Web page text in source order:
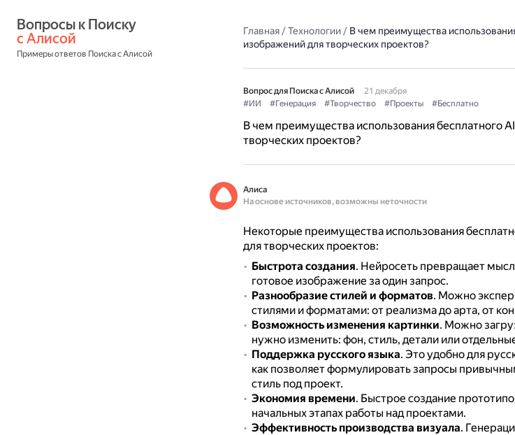
с Алисой
Примеры ответов Поиска с Алисой
Главная/Технологии/ В чем преимущества
изображений для творческих проектов?
Вопрос для Поиска с Алисой
21 декабря
#ИИ
#Генерация #Творчество #Проекты #Бесплатно
В чем преимущества использования бесплатного
творческих проектов?
Алиса
На основе источников, возможны неточности
Некоторые преимущества использования
для творческих проектов:
Быстрота создания. Нейросеть превращает
готовое изображение за один запрос.
Разнообразие стилей и форматов. Можно
стилями и форматами: от реализма до арта, от
Возможность изменения картинки. Можно
нужно изменить: фон, стиль, детали или
Поддержка русского языка. Это удобно для
как позволяет формулировать запросы
стиль под проект.
Экономия времени. Быстрое создание
начальных этапах работы над проектами.
Эффективность производства визуала.